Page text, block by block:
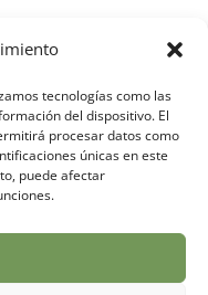
tecnologías como las
del dispositivo. El
procesar datos como
únicas en este
puede afectar